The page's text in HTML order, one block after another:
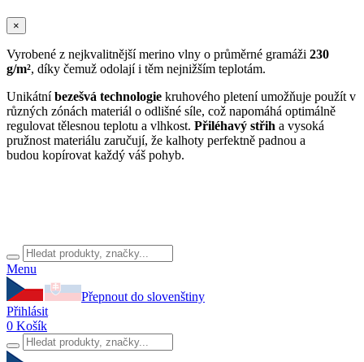
×
Vyrobené z nejkvalitnější merino vlny o průměrné gramáži 230
g/m², díky čemuž odolají i těm nejnižším teplotám.
Unikátníbezešvá technologie kruhového pletení umožňuje použít v
různých zónách materiál o odlišné síle, což napomáhá optimálně
regulovat tělesnou teplotu a vlhkost. Přiléhavý střih a vysoká
pružnost materiálu zaručují, že kalhoty perfektně padnou a
budou kopírovat každý váš pohyb.
Menu
Přepnout do slovenštiny
Přihlásit
0 Košík